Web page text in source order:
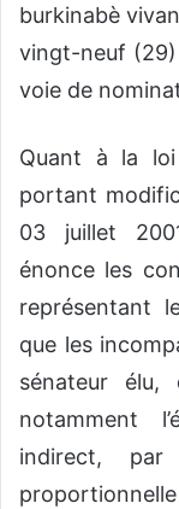
burkinabè
vingt-neuf (29)
voie de
Quant à la loi
portant
03 juillet
énonce les
représentant
que les
sénateur élu,
notamment
indirect,